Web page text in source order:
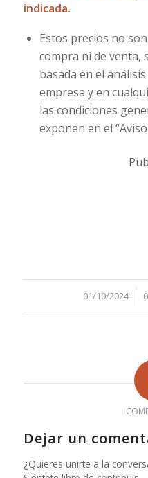
indicada.
Estos precios no
compra ni de venta,
basada en el
empresa y en
las condiciones
exponen en el
01/10/2024
/
Dejar un
¿Quieres unirte a la